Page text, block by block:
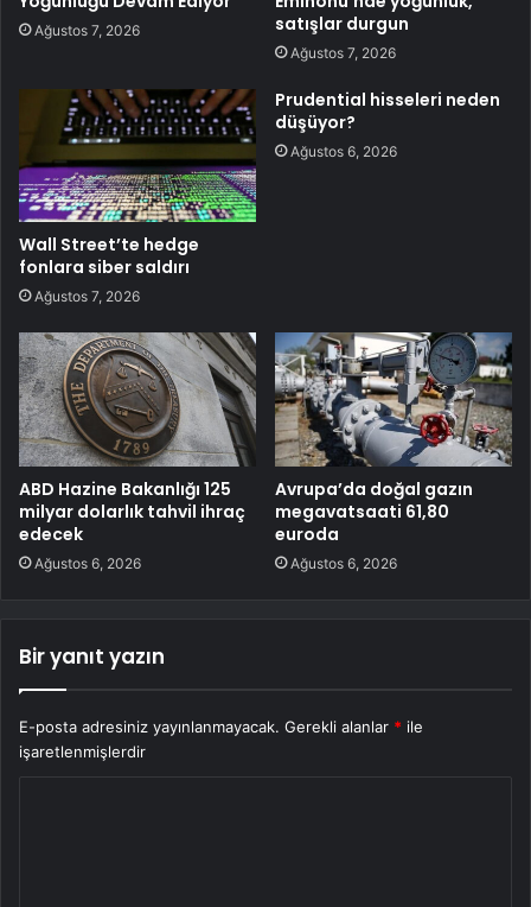
Ağustos 7, 2026
satışlar durgun
Ağustos 7, 2026
Wall Street’te hedge
fonlara siber saldırı
Ağustos 7, 2026
Prudential hisseleri neden
düşüyor?
Ağustos 6, 2026
ABD Hazine Bakanlığı 125
milyar dolarlık tahvil ihraç
edecek
Ağustos 6, 2026
Avrupa’da doğal gazın
megavatsaati 61,80
euroda
Ağustos 6, 2026
Bir yanıt yazın
E-posta adresiniz yayınlanmayacak. Gerekli alanlar * ile
işaretlenmişlerdir